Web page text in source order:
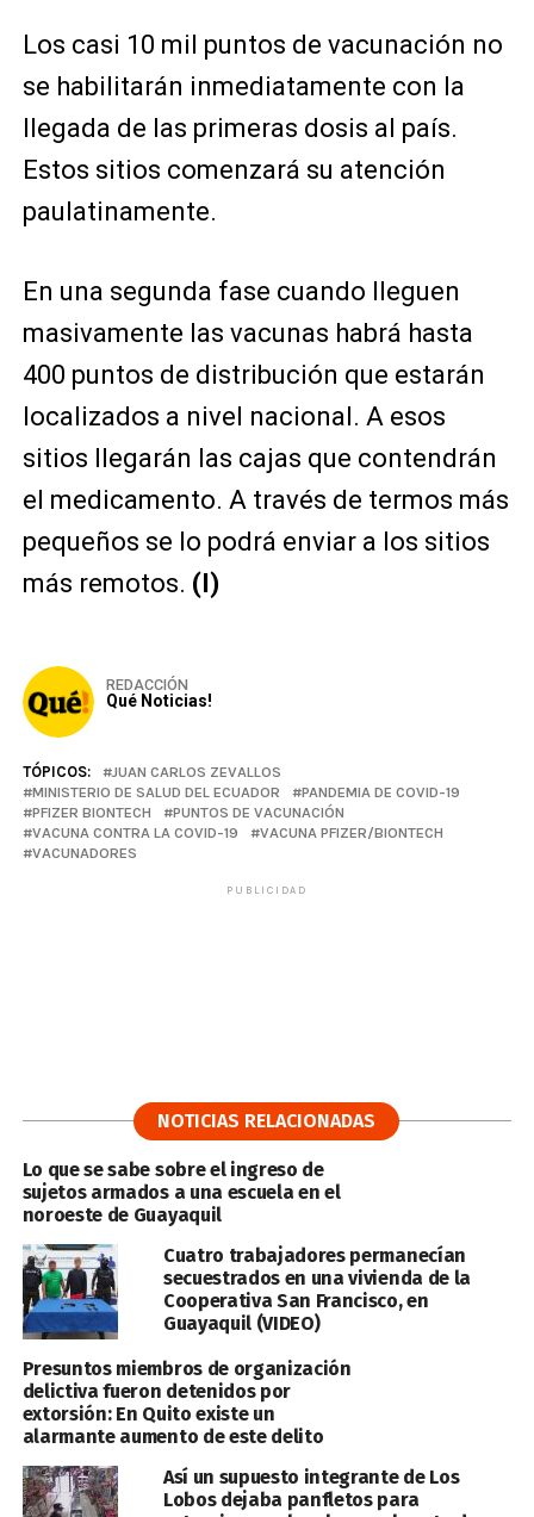
Los casi 10 mil puntos de vacunación no
se habilitarán inmediatamente con la
llegada de las primeras dosis al país.
Estos sitios comenzará su atención
paulatinamente.
En una segunda fase cuando lleguen
masivamente las vacunas habrá hasta
400 puntos de distribución que estarán
localizados a nivel nacional. A esos
sitios llegarán las cajas que contendrán
el medicamento. A través de termos más
pequeños se lo podrá enviar a los sitios
más remotos. (I)
REDACCIÓN
Qué Noticias!
TÓPICOS:
JUAN CARLOS ZEVALLOS
MINISTERIO DE SALUD DEL ECUADOR
PANDEMIA DE COVID-19
PFIZER BIONTECH
PUNTOS DE VACUNACIÓN
VACUNA CONTRA LA COVID-19
VACUNA PFIZER/BIONTECH
VACUNADORES
PUBLICIDAD
NOTICIAS RELACIONADAS
Lo que se sabe sobre el ingreso de
sujetos armados a una escuela en el
noroeste de Guayaquil
Cuatro trabajadores permanecían
secuestrados en una vivienda de la
Cooperativa San Francisco, en
Guayaquil (VIDEO)
Presuntos miembros de organización
delictiva fueron detenidos por
extorsión: En Quito existe un
alarmante aumento de este delito
Así un supuesto integrante de Los
Lobos dejaba panfletos para